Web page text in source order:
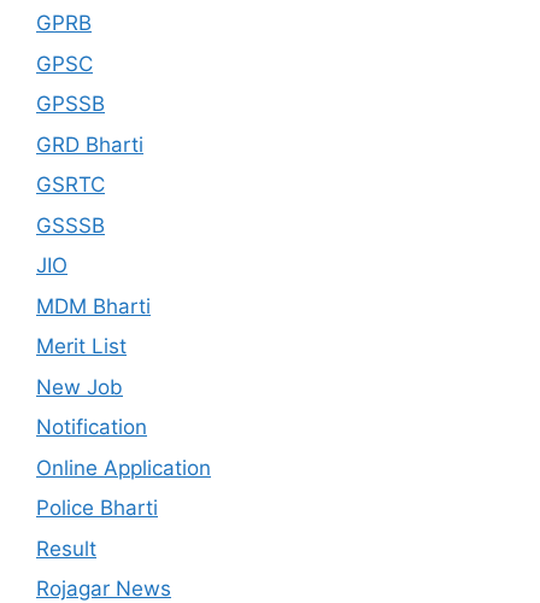
GPRB
GPSC
GPSSB
GRD Bharti
GSRTC
GSSSB
JIO
MDM Bharti
Merit List
New Job
Notification
Online Application
Police Bharti
Result
Rojagar News